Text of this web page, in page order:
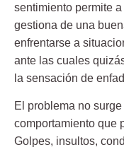
sentimiento permite
gestiona de una
enfrentarse a
ante las cuales
la sensación de
El problema no
comportamiento que
Golpes, insultos,